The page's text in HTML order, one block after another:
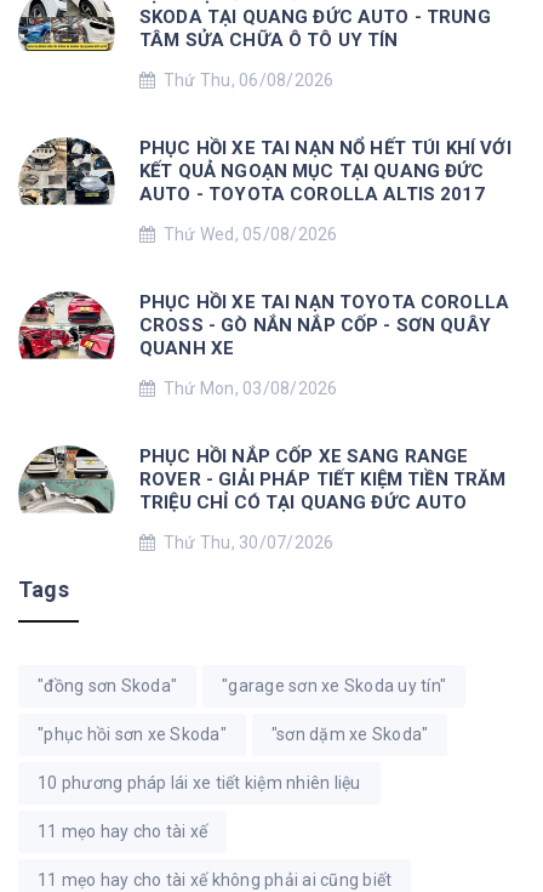
SKODA TẠI QUANG ĐỨC AUTO - TRUNG
TÂM SỬA CHỮA Ô TÔ UY TÍN
Thứ Thu, 06/08/2026
PHỤC HỒI XE TAI NẠN NỔ HẾT TÚI KHÍ VỚI
KẾT QUẢ NGOẠN MỤC TẠI QUANG ĐỨC
AUTO - TOYOTA COROLLA ALTIS 2017
Thứ Wed, 05/08/2026
PHỤC HỒI XE TAI NẠN TOYOTA COROLLA
CROSS - GÒ NẮN NẮP CỐP - SƠN QUÂY
QUANH XE
Thứ Mon, 03/08/2026
PHỤC HỒI NẮP CỐP XE SANG RANGE
ROVER - GIẢI PHÁP TIẾT KIỆM TIỀN TRĂM
TRIỆU CHỈ CÓ TẠI QUANG ĐỨC AUTO
Thứ Thu, 30/07/2026
Tags
"đồng sơn Skoda" "garage sơn xe Skoda uy tín"
"phục hồi sơn xe Skoda" "sơn dặm xe Skoda"
10 phương pháp lái xe tiết kiệm nhiên liệu
11 mẹo hay cho tài xế
11 mẹo hay cho tài xế không phải ai cũng biết